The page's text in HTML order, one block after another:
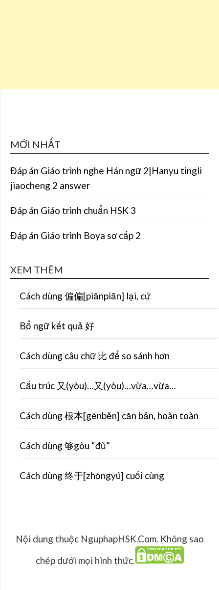
MỚI NHẤT
Đáp án Giáo trình nghe Hán ngữ 2|Hanyu tingli
jiaocheng 2 answer
Đáp án Giáo trình chuẩn HSK 3
Đáp án Giáo trình Boya sơ cấp 2
XEM THÊM
Cách dùng 偏偏[piānpiān] lại, cứ
Bổ ngữ kết quả 好
Cách dùng câu chữ 比 để so sánh hơn
Cấu trúc 又(yòu)…又(yòu)…vừa…vừa…
Cách dùng 根本[gēnběn] căn bản, hoàn toàn
Cách dùng 够gòu “đủ”
Cách dùng 终于[zhōngyú] cuối cùng
Nội dung thuộc NguphapHSK.Com. Không sao
chép dưới mọi hình thức.